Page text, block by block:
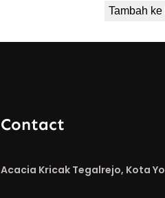
Tambah
Kricak Tegalrejo, Kota